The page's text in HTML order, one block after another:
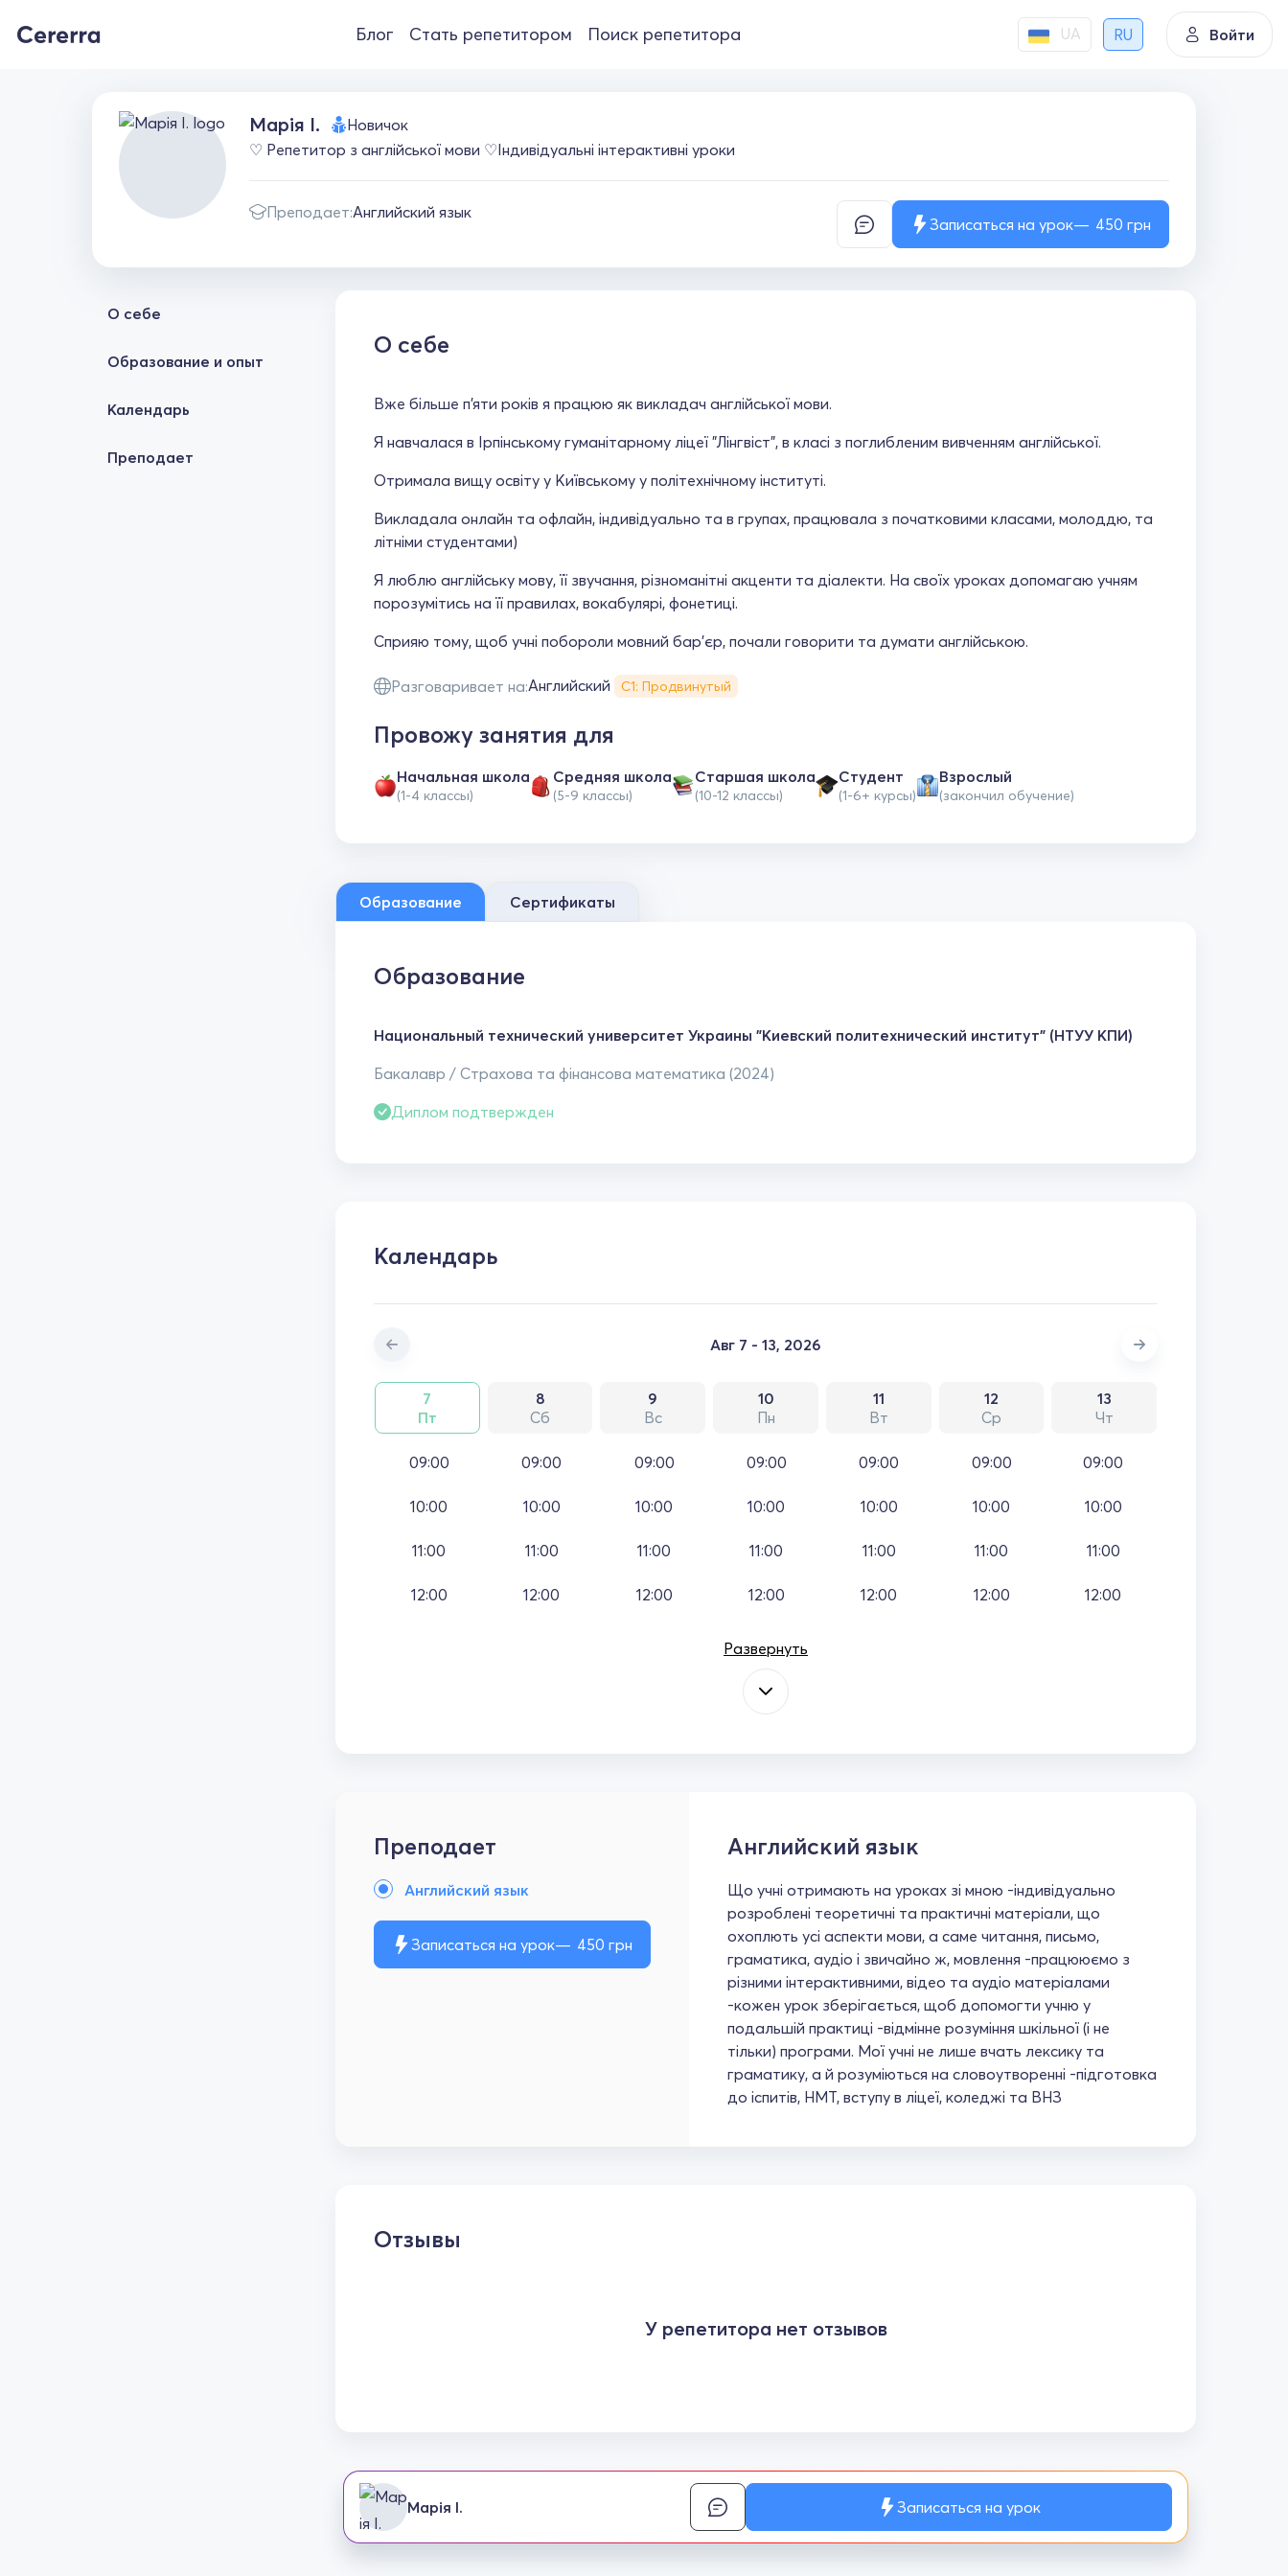
Блог Стать репетитором Поиск репетитора UA RU Войти
Марія І.
Новичок
♡ Репетитор з англійської мови ♡Індивідуальні інтерактивні уроки
Преподает:Английский язык
Записаться на урок 450 грн
О себе
Образование и опыт
Календарь
Преподает
О себе
Вже більше п'яти років я працюю як викладач англійської мови.
Я навчалася в Ірпінському гуманітарному ліцеї "Лінгвіст", в класі з поглибленим вивченням англійської.
Отримала вищу освіту у Київському у політехнічному інституті.
Викладала онлайн та офлайн, індивідуально та в групах, працювала з початковими класами, молоддю, та
літніми студентами)
Я люблю англійську мову, її звучання, різноманітні акценти та діалекти. На своїх уроках допомагаю учням
порозумітись на її правилах, вокабулярі, фонетиці.
Сприяю тому, щоб учні побороли мовний бар'єр, почали говорити та думати англійською.
Разговаривает на:Английский С1: Продвинутый
Провожу занятия для
Начальная школа
(1-4 классы)
Средняя школа
(5-9 классы)
Cтаршая школа
(10-12 классы)
Студент
(1-6+ курсы)
Взрослый
(закончил обучение)
Образование Сертификаты
Образование
Национальный технический университет Украины "Киевский политехнический институт" (НТУУ КПИ)
Бакалавр / Страхова та фінансова математика (2024)
Диплом подтвержден
Календарь
Авг 7 - 13, 2026
7
Пт
8
Сб
9
Вс
10
Пн
11
Вт
12
Ср
13
Чт
09:00
10:00
11:00
12:00
09:00
10:00
11:00
12:00
09:00
10:00
11:00
12:00
09:00
10:00
11:00
12:00
09:00
10:00
11:00
12:00
09:00
10:00
11:00
12:00
09:00
10:00
11:00
12:00
Развернуть
Преподает
Английский язык
Записаться на урок 450 грн
Английский язык
Що учні отримають на уроках зі мною -індивідуально
розроблені теоретичні та практичні матеріали, що
охоплють усі аспекти мови, а саме читання, письмо,
граматика, аудіо і звичайно ж, мовлення -працююємо з
різними інтерактивними, відео та аудіо матеріалами
-кожен урок зберігається, щоб допомогти учню у
подальшій практиці -відмінне розуміння шкільної (і не
тільки) програми. Мої учні не лише вчать лексику та
граматику, а й розуміються на словоутворенні -підготовка
до іспитів, НМТ, вступу в ліцеї, коледжі та ВНЗ
Отзывы
У репетитора нет отзывов
Марія І. Записаться на урок